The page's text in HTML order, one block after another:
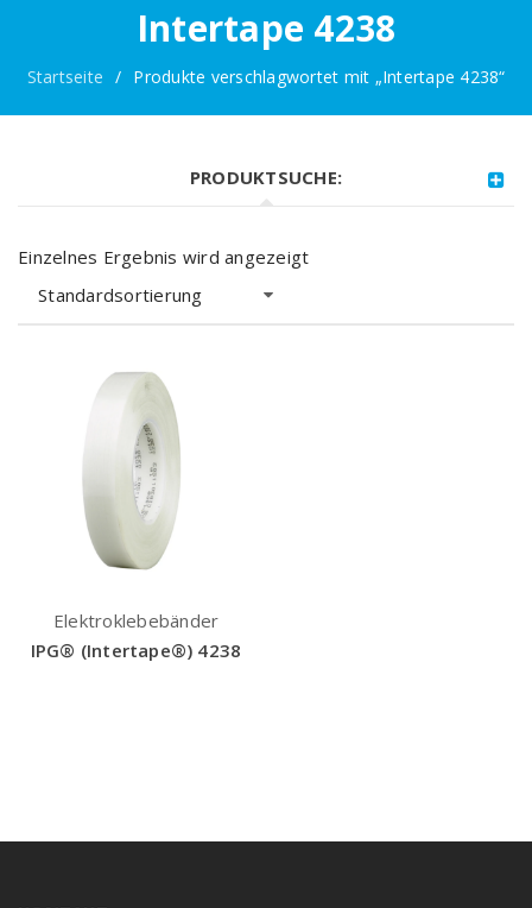
Intertape 4238
Startseite / Produkte verschlagwortet mit „Intertape 4238“
PRODUKTSUCHE:
Einzelnes Ergebnis wird angezeigt
Standardsortierung
Elektroklebebänder
IPG® (Intertape®) 4238